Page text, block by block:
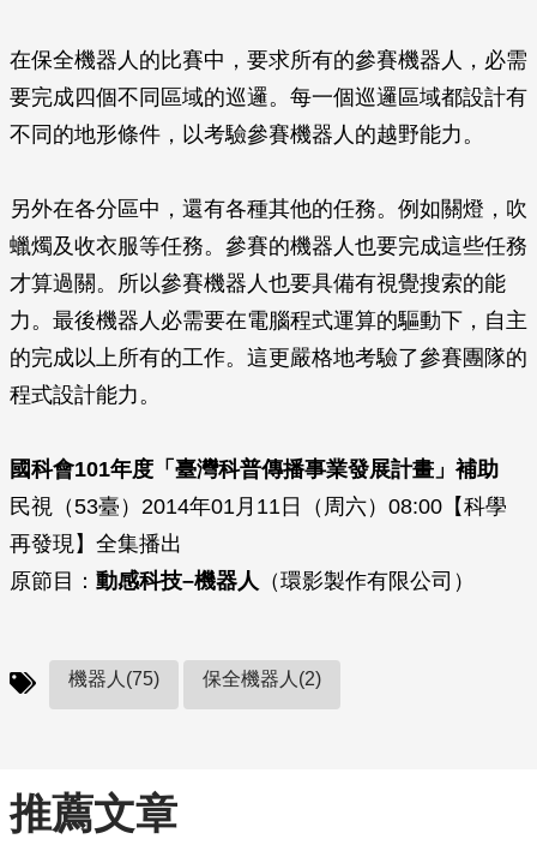
在保全機器人的比賽中，要求所有的參賽機器人，必需
要完成四個不同區域的巡邏。每一個巡邏區域都設計有
不同的地形條件，以考驗參賽機器人的越野能力。
另外在各分區中，還有各種其他的任務。例如關燈，吹
蠟燭及收衣服等任務。參賽的機器人也要完成這些任務
才算過關。所以參賽機器人也要具備有視覺搜索的能
力。最後機器人必需要在電腦程式運算的驅動下，自主
的完成以上所有的工作。這更嚴格地考驗了參賽團隊的
程式設計能力。
國科會101年度「臺灣科普傳播事業發展計畫」補助
民視（53臺）2014年01月11日（周六）08:00【科學
再發現】全集播出
原節目： 動感科技–機器人 （環影製作有限公司）
機器人(75) 保全機器人(2)
推薦文章